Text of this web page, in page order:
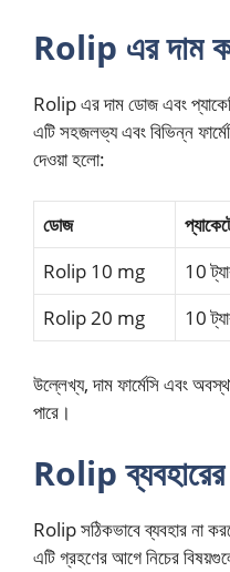
Rolip এর দাম
Rolip এর দাম ডোজ এবং
এটি সহজলভ্য এবং বিভিন্ন
দেওয়া হলো:
ডোজ
Rolip 10 mg
10
Rolip 20 mg
10
উল্লেখ্য, দাম ফার্মেসি এবং
পারে।
Rolip ব্যবহারের
Rolip সঠিকভাবে ব্যবহার না
এটি গ্রহণের আগে নিচের